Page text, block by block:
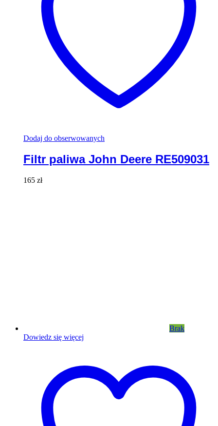
Dodaj do obserwowanych
Filtr paliwa John Deere RE509031
165 zł
Brak
Dowiedz się więcej